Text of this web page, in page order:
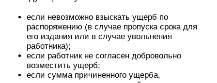
если невозможно взыскать ущерб по
распоряжению (в случае пропуска срока для
его издания или в случае увольнения
работника);
если работник не согласен добровольно
возместить ущерб;
если сумма причиненного ущерба,